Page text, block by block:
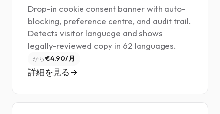
Drop-in cookie consent banner with auto-
blocking, preference centre, and audit trail.
Detects visitor language and shows
legally-reviewed copy in 62 languages.
から €4.90/月
詳細を見る